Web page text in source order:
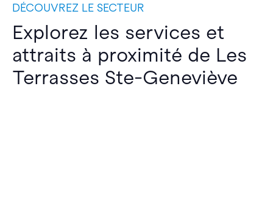
DÉCOUVREZ LE SECTEUR
Explorez les services et
attraits à proximité de Les
Terrasses Ste-Geneviève